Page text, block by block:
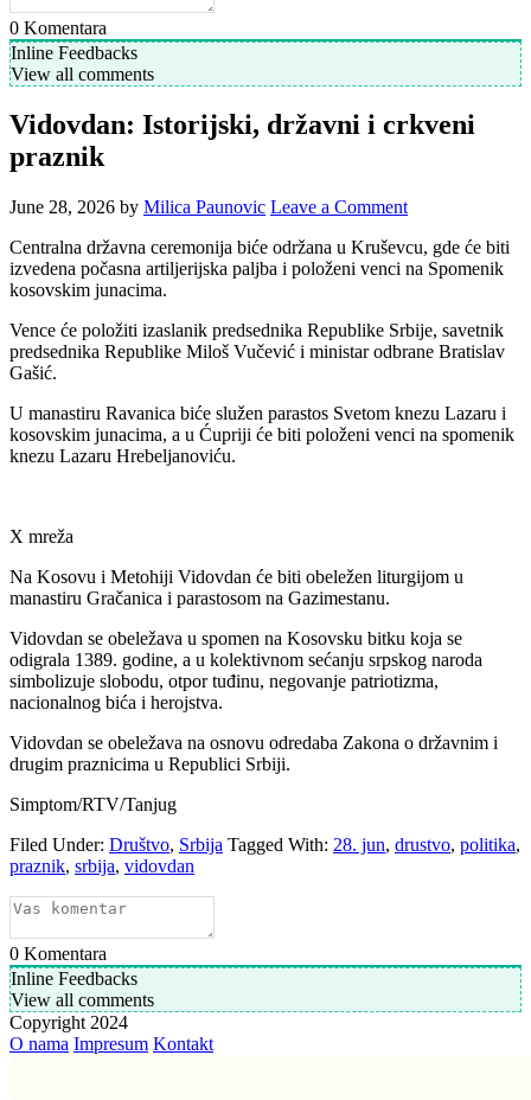
0 Komentara
Inline Feedbacks
View all comments
Vidovdan: Istorijski, državni i crkveni
praznik
June 28, 2026 by Milica Paunovic Leave a Comment
Centralna državna ceremonija biće održana u Kruševcu, gde će biti
izvedena počasna artiljerijska paljba i položeni venci na Spomenik
kosovskim junacima.
Vence će položiti izaslanik predsednika Republike Srbije, savetnik
predsednika Republike Miloš Vučević i ministar odbrane Bratislav
Gašić.
U manastiru Ravanica biće služen parastos Svetom knezu Lazaru i
kosovskim junacima, a u Ćupriji će biti položeni venci na spomenik
knezu Lazaru Hrebeljanoviću.
X mreža
Na Kosovu i Metohiji Vidovdan će biti obeležen liturgijom u
manastiru Gračanica i parastosom na Gazimestanu.
Vidovdan se obeležava u spomen na Kosovsku bitku koja se
odigrala 1389. godine, a u kolektivnom sećanju srpskog naroda
simbolizuje slobodu, otpor tuđinu, negovanje patriotizma,
nacionalnog bića i herojstva.
Vidovdan se obeležava na osnovu odredaba Zakona o državnim i
drugim praznicima u Republici Srbiji.
Simptom/RTV/Tanjug
Filed Under: Društvo, Srbija Tagged With: 28. jun, drustvo, politika,
praznik, srbija, vidovdan
0 Komentara
Inline Feedbacks
View all comments
Copyright 2024
O nama Impresum Kontakt